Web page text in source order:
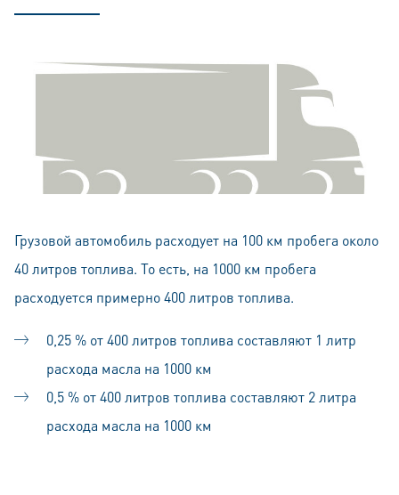
Грузовой автомобиль расходует на 100 км пробега около
40 литров топлива. То есть, на 1000 км пробега
расходуется примерно 400 литров топлива.
0,25 % от 400 литров топлива составляют 1 литр
расхода масла на 1000 км
0,5 % от 400 литров топлива составляют 2 литра
расхода масла на 1000 км